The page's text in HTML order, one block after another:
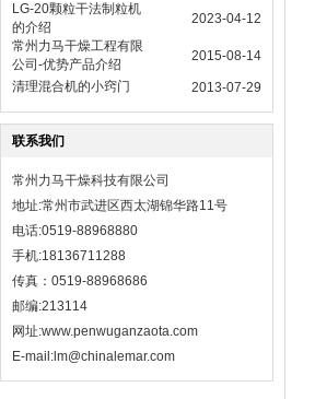
LG-20颗粒干法制粒机
的介绍
2023-04-12
常州力马干燥工程有限
公司-优势产品介绍
2015-08-14
清理混合机的小窍门
2013-07-29
联系我们
常州力马干燥科技有限公司
地址:常州市武进区西太湖锦华路11号
电话:0519-88968880
手机:18136711288
传真：0519-88968686
邮编:213114
网址:www.penwuganzaota.com
E-mail:lm@chinalemar.com